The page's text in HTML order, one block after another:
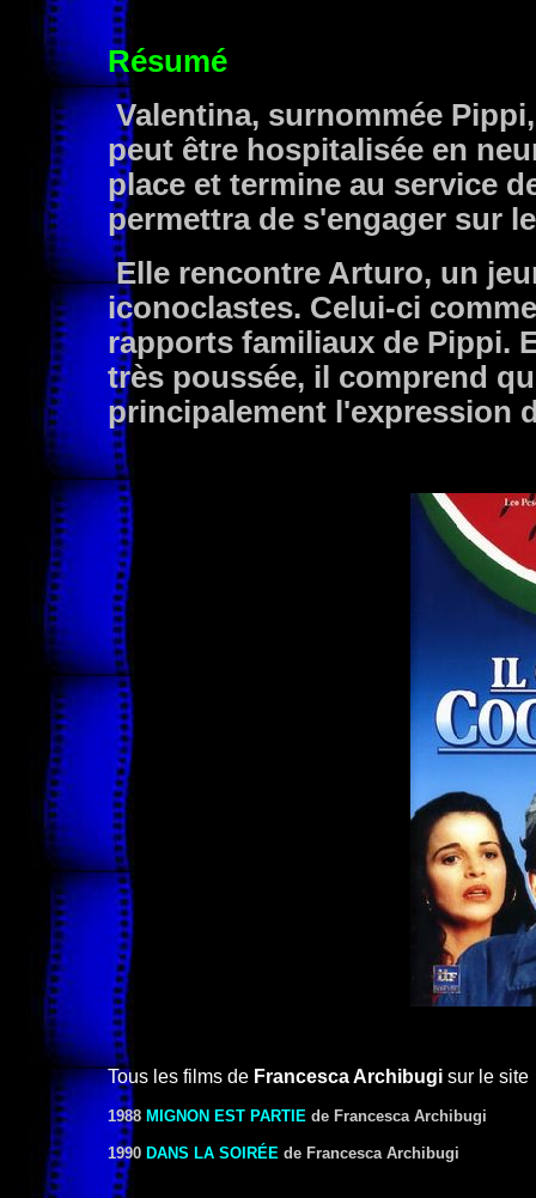
Résumé
Valentina, surnommée
peut être hospitalisée en
place et termine au service
permettra de s'engager sur
Elle rencontre Arturo, un
iconoclastes. Celui-ci
rapports familiaux de Pippi.
très poussée, il comprend
principalement l'expression
Tous les films de Francesca Archibugi sur le site
1988 MIGNON EST PARTIE de Francesca Archibugi
1990 DANS LA SOIRÉE de Francesca Archibugi